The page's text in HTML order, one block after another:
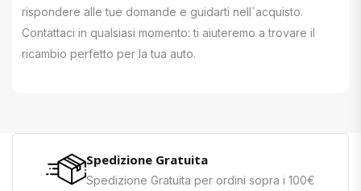
rispondere alle tue domande e guidarti nell`acquisto.
Contattaci in qualsiasi momento: ti aiuteremo a trovare il
ricambio perfetto per la tua auto.
Spedizione Gratuita
Spedizione Gratuita per ordini sopra i 100€